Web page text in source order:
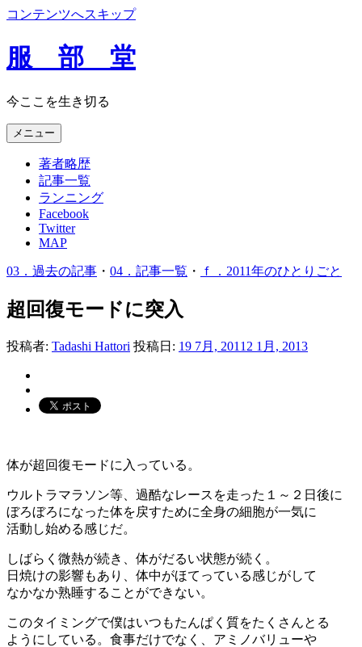
コンテンツへスキップ
服 部 堂
今ここを生き切る
メニュー
著者略歴
記事一覧
ランニング
Facebook
Twitter
MAP
03．過去の記事 ・ 04．記事一覧 ・ ｆ．2011年のひとりごと
超回復モードに突入
投稿者: Tadashi Hattori 投稿日: 19 7月, 2011 2 1月, 2013
体が超回復モードに入っている。
ウルトラマラソン等、過酷なレースを走った１～２日後に
ぼろぼろになった体を戻すために全身の細胞が一気に
活動し始める感じだ。
しばらく微熱が続き、体がだるい状態が続く。
日焼けの影響もあり、体中がほてっている感じがして
なかなか熟睡することができない。
このタイミングで僕はいつもたんぱく質をたくさんとる
ようにしている。食事だけでなく、アミノバリューや